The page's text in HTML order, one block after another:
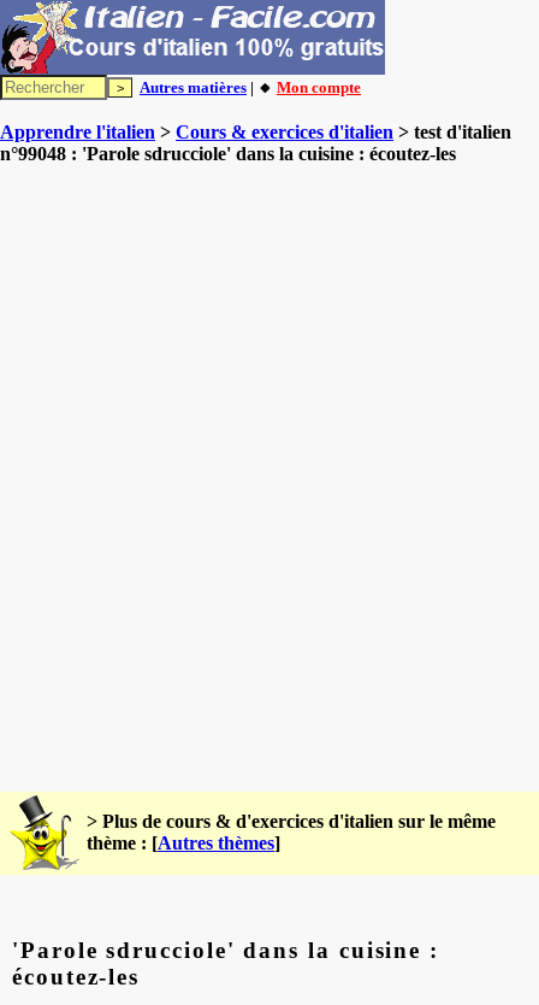
Autres matières | 🔸 Mon compte
Apprendre l'italien > Cours & exercices d'italien > test d'italien
n°99048 : 'Parole sdrucciole' dans la cuisine : écoutez-les
> Plus de cours & d'exercices d'italien sur le même
thème : [Autres thèmes]
'Parole sdrucciole' dans la cuisine :
écoutez-les